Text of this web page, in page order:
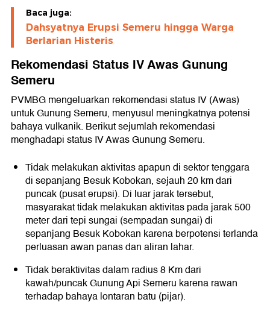
Baca juga:
Dahsyatnya Erupsi Semeru hingga Warga
Berlarian Histeris
Rekomendasi Status IV Awas Gunung
Semeru
PVMBG mengeluarkan rekomendasi status IV (Awas)
untuk Gunung Semeru, menyusul meningkatnya potensi
bahaya vulkanik. Berikut sejumlah rekomendasi
menghadapi status IV Awas Gunung Semeru.
Tidak melakukan aktivitas apapun di sektor tenggara
di sepanjang Besuk Kobokan, sejauh 20 km dari
puncak (pusat erupsi). Di luar jarak tersebut,
masyarakat tidak melakukan aktivitas pada jarak 500
meter dari tepi sungai (sempadan sungai) di
sepanjang Besuk Kobokan karena berpotensi terlanda
perluasan awan panas dan aliran lahar.
Tidak beraktivitas dalam radius 8 Km dari
kawah/puncak Gunung Api Semeru karena rawan
terhadap bahaya lontaran batu (pijar).